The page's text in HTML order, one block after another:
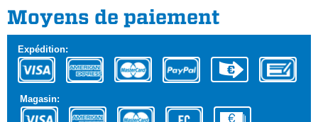
Moyens de paiement
Expédition:
Magasin: